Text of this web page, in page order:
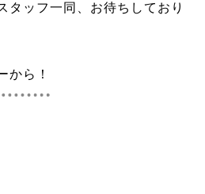
タッフ一同、お待ちしており
から！